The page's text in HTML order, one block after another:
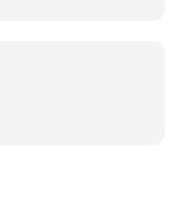
X (formerly Twitter)
on Instagram